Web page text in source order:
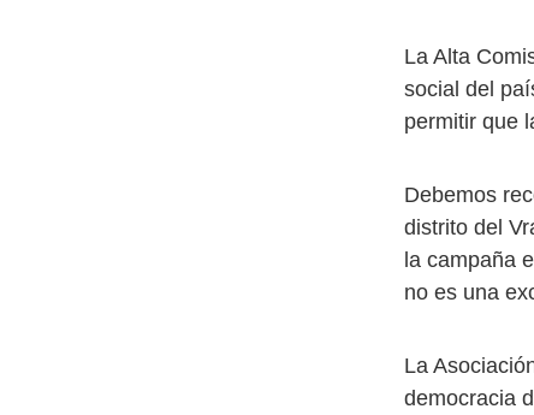
La Alta
social del
permitir que
Debemos
distrito del
la campaña
no es una
La
democracia